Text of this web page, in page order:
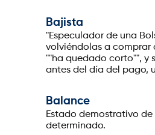
Bajista
"Especulador de una
volviéndolas a comprar
""ha quedado corto"", y
antes del día del pago,
Balance
Estado demostrativo
determinado.